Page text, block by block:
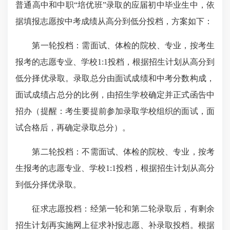
普通高中和中职“培优班”录取的应届初中毕业生中，依
据填报志愿按中考成绩从高分到低分投档，方案如下：
第一轮投档：需面试、体检的院校、专业，按考生
报考的志愿专业、学校1:1投档，根据招生计划从高分到
低分择优录取。录取总分由面试成绩和中考分数构成，
面试成绩占总分的比例，由招生学校确定并正式函告中
招办（提醒：考生要提前参加录取学校组织的面试，面
试合格后，再确定录取总分）。
第二轮投档：不需面试、体检的院校、专业，按考
生报考的志愿专业、学校1:1投档，根据招生计划从高分
到低分择优录取。
征求志愿投档：经第一轮和第二轮录取后，有剩余
招生计划再实施网上征求补报志愿、补录取投档。根据